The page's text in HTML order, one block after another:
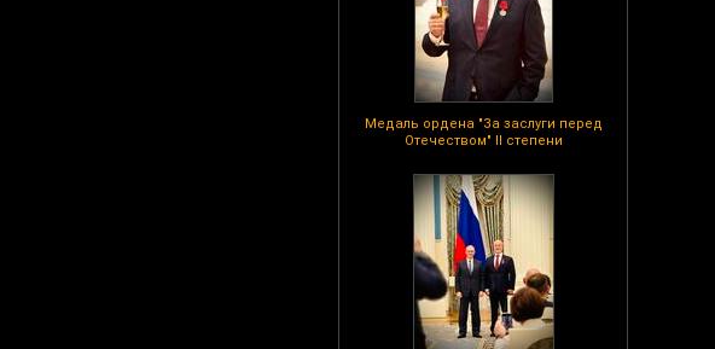
Медаль ордена "За заслуги перед
Отечеством" II степени